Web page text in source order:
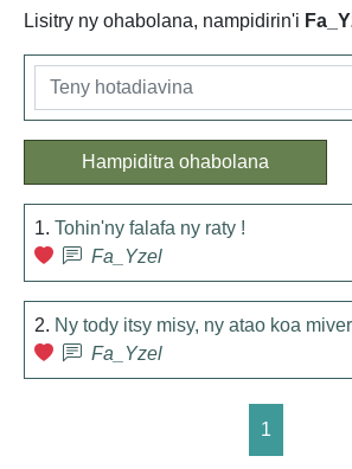
Lisitry ny ohabolana, nampidirin'i
Hampiditra ohabolana
1. Tohin'ny falafa ny raty !
Fa_Yzel
2. Ny tody itsy misy, ny atao koa
Fa_Yzel
1